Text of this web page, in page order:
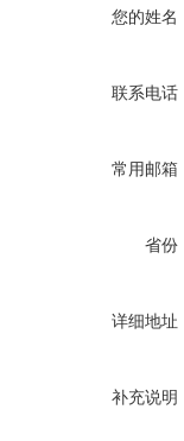
您的姓名
联系电话
常用邮箱
省份
详细地址
补充说明